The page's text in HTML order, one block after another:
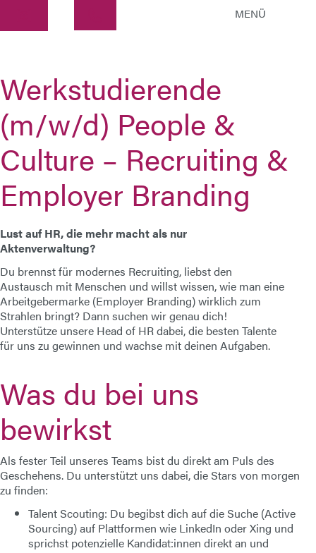
Siemensstraße 47
25462 Rellingen
info@atek.de
+49 4101 7953-0
Chat öffnen
Name
Firmenname
E-Mail
Nachricht
Nachricht senden
MENÜ
Werkstudierende
(m/w/d) People &
Culture – Recruiting &
Employer Branding
Lust auf HR, die mehr macht als nur
Aktenverwaltung?
Du brennst für modernes Recruiting, liebst den
Austausch mit Menschen und willst wissen, wie man eine
Arbeitgebermarke (Employer Branding) wirklich zum
Strahlen bringt? Dann suchen wir genau dich!
Unterstütze unsere Head of HR dabei, die besten Talente
für uns zu gewinnen und wachse mit deinen Aufgaben.
Was du bei uns
bewirkst
Als fester Teil unseres Teams bist du direkt am Puls des
Geschehens. Du unterstützt uns dabei, die Stars von morgen
zu finden:
Talent Scouting: Du begibst dich auf die Suche (Active
Sourcing) auf Plattformen wie LinkedIn oder Xing und
sprichst potenzielle Kandidat:innen direkt an und